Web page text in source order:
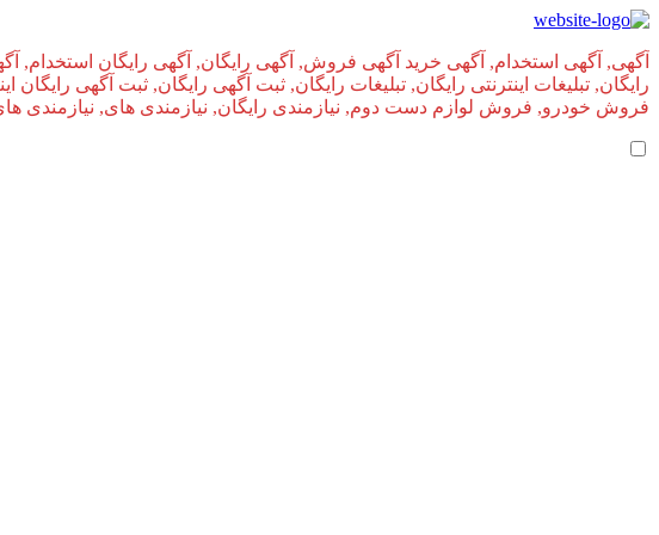
آگهی, آگهی استخدام, آگهی خرید آگهی فروش, آگهی رایگان, آگهی رایگان استخدام,
رایگان, تبلیغات اینترنتی رایگان, تبلیغات رایگان, ثبت آگهی رایگان, ثبت آگهی
فروش خودرو, فروش لوازم دست دوم, نیازمندی رایگان, نیازمندی های, نیازمندی‌ های